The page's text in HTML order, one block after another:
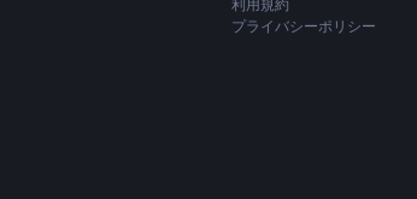
利用規約
プライバシーポリシー